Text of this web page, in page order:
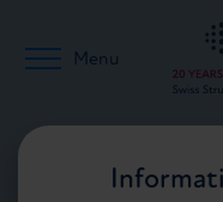
Menu